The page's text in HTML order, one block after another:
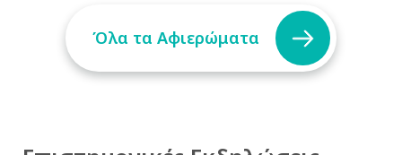
Όλα τα Αφιερώματα